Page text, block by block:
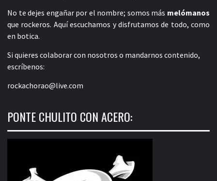
No te dejes engañar por el nombre; somos más melómanos
que rockeros. Aquí escuchamos y disfrutamos de todo, como
en botica.
Si quieres colaborar con nosotros o mandarnos contenido,
escríbenos:
rockachorao@live.com
PONTE CHULITO CON ACERO: